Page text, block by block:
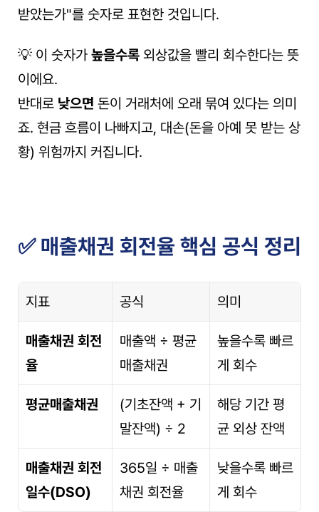
받았는가"를 숫자로 표현한 것입니다.
💡 이 숫자가 높을수록 외상값을 빨리 회수한다는 뜻
이에요.
반대로 낮으면 돈이 거래처에 오래 묶여 있다는 의미
죠. 현금 흐름이 나빠지고, 대손(돈을 아예 못 받는 상
황) 위험까지 커집니다.
✅ 매출채권 회전율 핵심 공식 정리
지표 공식 의미
매출채권 회전
율
매출액 ÷ 평균
매출채권
높을수록 빠르
게 회수
평균매출채권
(기초잔액 + 기
말잔액) ÷ 2
해당 기간 평
균 외상 잔액
매출채권 회전
일수(DSO)
365일 ÷ 매출
채권 회전율
낮을수록 빠르
게 회수